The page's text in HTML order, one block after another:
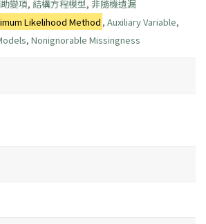
變項, 結構方程模型, 非隨機遺漏
Likelihood Method ,Auxiliary Variable,
, Nonignorable Missingness